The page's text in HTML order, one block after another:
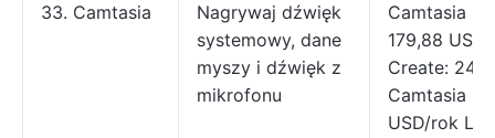
33. Camtasia
Nagrywaj dźwięk
systemowy, dane
myszy i dźwięk z
mikrofonu
Camtasia
179,88
Create: 249
Camtasia
USD/rok